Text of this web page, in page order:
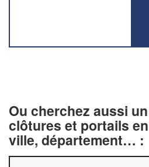
Ou cherchez aussi
clôtures et portails
ville, département… :